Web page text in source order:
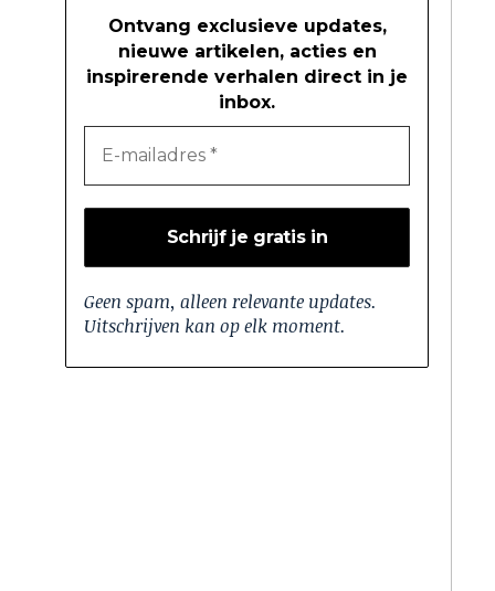
Ontvang exclusieve updates,
nieuwe artikelen, acties en
inspirerende verhalen direct in je
inbox.
Geen spam, alleen relevante updates.
Uitschrijven kan op elk moment.